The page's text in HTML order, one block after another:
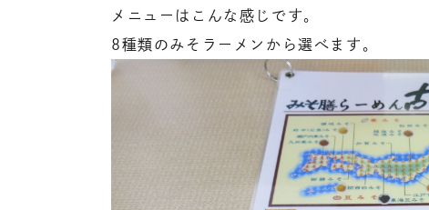
メニューはこんな感じです。
8種類のみそラーメンから選べます。